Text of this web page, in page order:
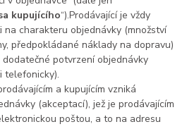
kupujícího“).Prodávající je vždy
na charakteru objednávky (množství
předpokládané náklady na dopravu)
potvrzení objednávky
telefonicky).
a kupujícím vzniká
(akceptací), jež je prodávajícím
poštou, a to na adresu